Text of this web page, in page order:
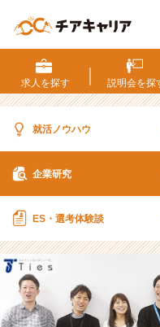
業
研
究】
イ
な
求人を探す 説明会を探
就活ノウハウ
企業研究
ES・選考体験談